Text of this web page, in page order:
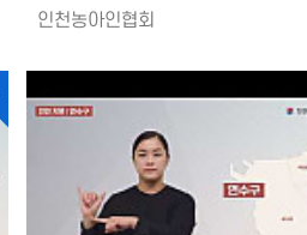
인천농아인협회